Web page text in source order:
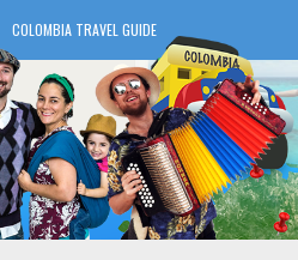
COLOMBIA TRAVEL GUIDE